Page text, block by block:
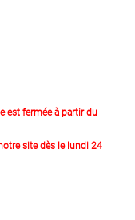
est fermée à partir du
site dès le lundi 24